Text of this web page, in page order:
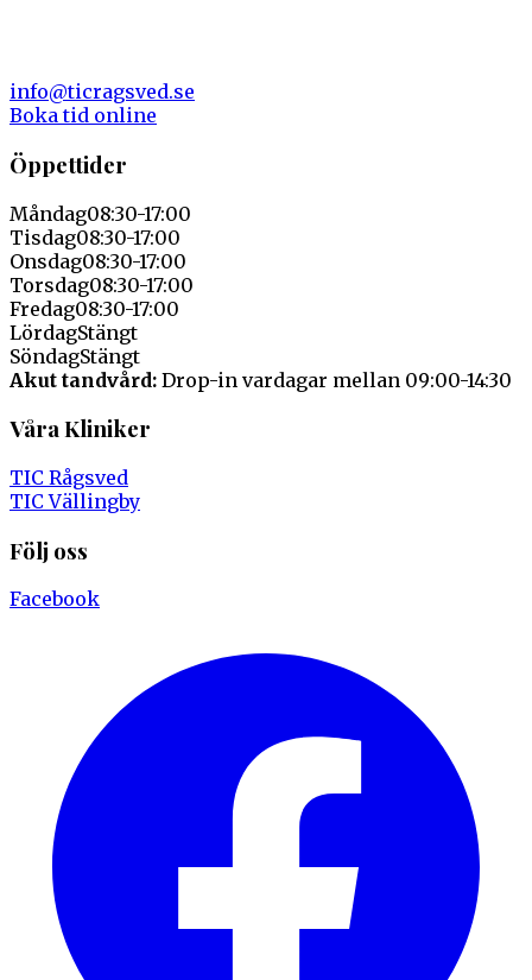
info@ticragsved.se
Boka tid online
Öppettider
Måndag08:30-17:00
Tisdag08:30-17:00
Onsdag08:30-17:00
Torsdag08:30-17:00
Fredag08:30-17:00
LördagStängt
SöndagStängt
Akut tandvård: Drop-in vardagar mellan 09:00-14:30
Våra Kliniker
TIC Rågsved
TIC Vällingby
Följ oss
Facebook